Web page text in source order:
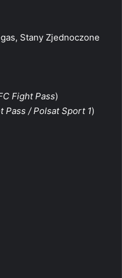
Stany Zjednoczone
Fight Pass)
Pass / Polsat Sport 1)